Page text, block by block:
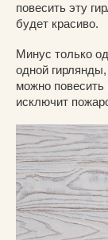
повесить эту
будет красиво.
Минус только
одной гирлянды,
можно повесить
исключит